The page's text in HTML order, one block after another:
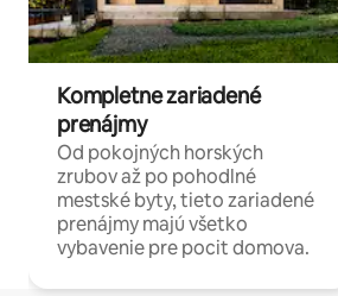
Kompletne zariadené
prenájmy
Od pokojných horských
zrubov až po pohodlné
mestské byty, tieto zariadené
prenájmy majú všetko
vybavenie pre pocit domova.